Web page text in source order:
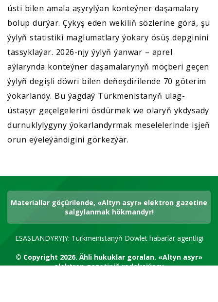
üsti bilen amala aşyrylýan konteýner daşamalary
bolup durýar. Çykyş eden wekiliň sözlerine görä, şu
ýylyň statistiki maglumatlary ýokary ösüş depginini
tassyklaýar. 2026-njy ýylyň ýanwar – aprel
aýlarynda konteýner daşamalarynyň möçberi geçen
ýylyň degişli döwri bilen deňeşdirilende 70 göterim
ýokarlandy. Bu ýagdaý Türkmenistanyň ulag-
üstaşyr geçelgelerini ösdürmek we olaryň ykdysady
durnuklylygyny ýokarlandyrmak meselelerinde işjeň
orun eýeleýändigini görkezýär.
Materiallar göçürilende, «Altyn asyr» elektron gazetine
salgylanmak hökmandyr!
ESASLANDYRYJY: Türkmenistanyň Döwlet habarlar agentligi
© Copyright 2026.Ähli hukuklar goralan. «Altyn asyr»
elektron gazetiniň redaksiýasy